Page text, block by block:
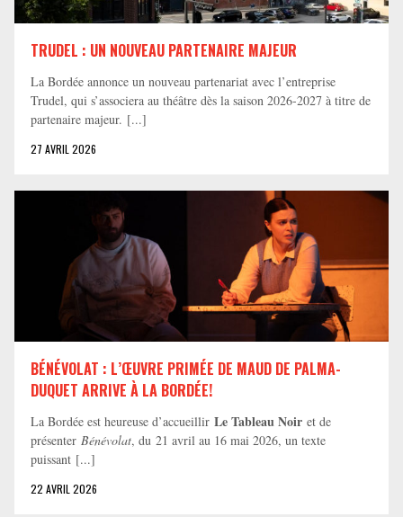
TRUDEL : UN NOUVEAU PARTENAIRE MAJEUR
La Bordée annonce un nouveau partenariat avec l’entreprise
Trudel, qui s’associera au théâtre dès la saison 2026-2027 à titre de
partenaire majeur. [...]
27 AVRIL 2026
BÉNÉVOLAT : L’ŒUVRE PRIMÉE DE MAUD DE PALMA-
DUQUET ARRIVE À LA BORDÉE!
La Bordée est heureuse d’accueillir Le Tableau Noir et de
présenter Bénévolat, du 21 avril au 16 mai 2026, un texte
puissant [...]
22 AVRIL 2026